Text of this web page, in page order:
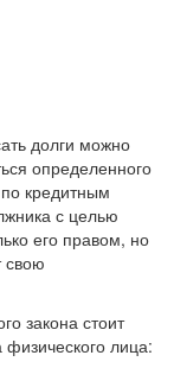
долги можно
определенного
кредитным
с целью
его правом, но
свою
закона стоит
лица: